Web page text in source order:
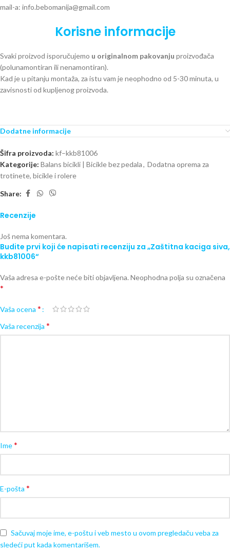
mail-a: info.bebomanija@gmail.com
Korisne informacije
Svaki proizvod isporučujemo u originalnom pakovanju proizvođača
(polunamontiran ili nenamontiran).
Kad je u pitanju montaža, za istu vam je neophodno od 5-30 minuta, u
zavisnosti od kupljenog proizvoda.
Dodatne informacije
Šifra proizvoda: kf–kkb81006
Kategorije: Balans bicikli | Bicikle bez pedala, Dodatna oprema za
trotinete, bicikle i rolere
Share:
Recenzije
Još nema komentara.
Budite prvi koji će napisati recenziju za „Zaštitna kaciga siva,
kkb81006“
Vaša adresa e-pošte neće biti objavljena. Neophodna polja su označena
*
Vaša ocena *
Vaša recenzija *
Ime*
E-pošta *
Sačuvaj moje ime, e-poštu i veb mesto u ovom pregledaču veba za
sledeći put kada komentarišem.